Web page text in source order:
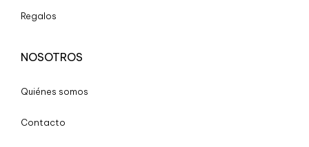
Regalos
NOSOTROS
Quiénes somos
Contacto